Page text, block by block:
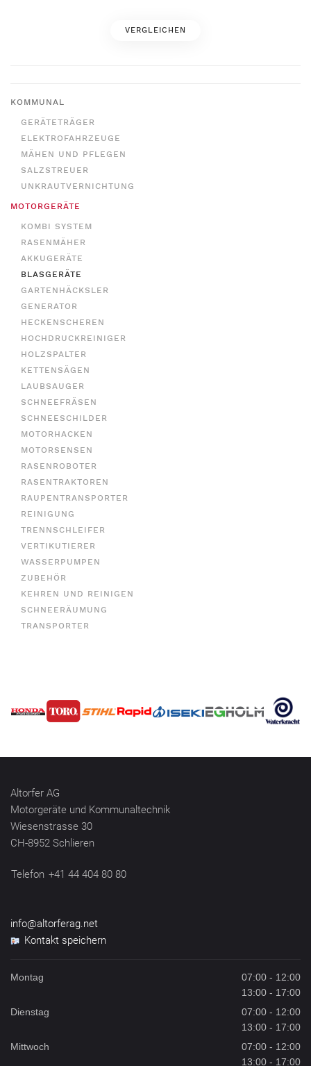
VERGLEICHEN
KOMMUNAL
GERÄTETRÄGER
ELEKTROFAHRZEUGE
MÄHEN UND PFLEGEN
SALZSTREUER
UNKRAUTVERNICHTUNG
MOTORGERÄTE
KOMBI SYSTEM
RASENMÄHER
AKKUGERÄTE
BLASGERÄTE
GARTENHÄCKSLER
GENERATOR
HECKENSCHEREN
HOCHDRUCKREINIGER
HOLZSPALTER
KETTENSÄGEN
LAUBSAUGER
SCHNEEFRÄSEN
SCHNEESCHILDER
MOTORHACKEN
MOTORSENSEN
RASENROBOTER
RASENTRAKTOREN
RAUPENTRANSPORTER
REINIGUNG
TRENNSCHLEIFER
VERTIKUTIERER
WASSERPUMPEN
ZUBEHÖR
KEHREN UND REINIGEN
SCHNEERÄUMUNG
TRANSPORTER
Altorfer AG
Motorgeräte und Kommunaltechnik
Wiesenstrasse 30
CH-8952 Schlieren
Telefon +41 44 404 80 80
info@altorferag.net
Kontakt speichern
Montag
07:00 - 12:00
13:00 - 17:00
Dienstag
07:00 - 12:00
13:00 - 17:00
Mittwoch
07:00 - 12:00
13:00 - 17:00